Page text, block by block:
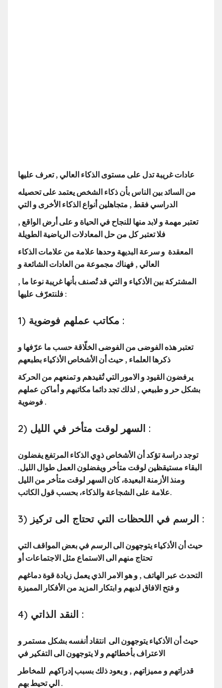
عادات غريبة تدل على مستوى الذكاء العالي , تعرف عليها
من السائد بين الناس بأن ذكاء الشخص يعتمد على تحصيله
الدراسي فقط , متجاهلين أنواع الذكاء الأخرى و التي
تعتبر مهمة و لابد منها للنجاح في الحياة و على أرض الواقع ,
فلا تعتبر كل من حل المعادلات الرياضية الطويلة
المعقدة و سرعة البديهة وحدها علامة من علامات الذكاء
العالي , فهناك مجموعة من العادات الشائعة و
المشتركة بين الأذكياء و التي قد تُصنف بأنها غريبة نوعا ما ,
فلنتعرّف عليها :
1) مكاتب عملهم فوضوية :
تعتبر هذه الفوضى من الفوضى الخلّاقة حسب ما عرّفها و
ذكرها العلماء , حيث أن الأشخاص الأذكياء بطبعهم
يرفضون القيود و الامور التي تُقيدهم و تمنعهم من الحركة
بشكل حر و طبيعي , لذلك تجد دائما مكاتبهم و أماكن عملهم
فوضوية .
2) السهر لوقت متأخر في الليل :
توجد دراسة تؤكد أن الأشخاص ذوِي الذكاء المرتفع يفضلون
البقاء مستيقظين لوقت متأخر ويفضلون العمل طوال الليل.
ومنذ الأزمنة البعيدة، كان السهر لوقت متأخر من الليل
علامة على الشجاعة والذكاء، بحسب قول الكاتب.
3) الرسم في اللحظات التي تحتاج الى تركيز :
حيث أن الأذكياء يتوجهون الى الرسم في بعض المواقف التي
تحتاج منهم الى الاستماع مثل الاجتماعات أو
التحدث عبر الهاتف , و هو الامر الذي يعمل زيادة قوة دماغهم
و فتح الافاق لديهم و ابتكار المزيد من الأفكار المميزة
4) النقد الذاتي :
حيث أن الأذكياء يتوجهون الى انتقاد أنفسه بشكل مستمر و
الاعتراف بأخطائهم و لا يتوجهون الى التفكير في
قدراتهم و مميزاتهم , و يعود ذلك بسبب إدراكهم للمخاطر
الي تحيط بهم .